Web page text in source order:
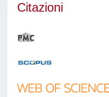
Citazioni